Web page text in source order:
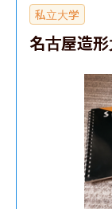
私立大学
名古屋造